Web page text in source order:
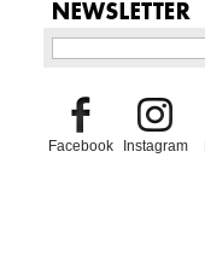
Facebook Instagram